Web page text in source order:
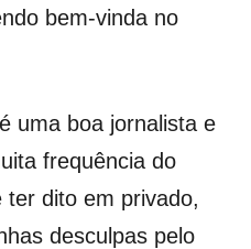
bem-vinda no
uma boa jornalista e
frequência do
ter dito em privado,
desculpas pelo